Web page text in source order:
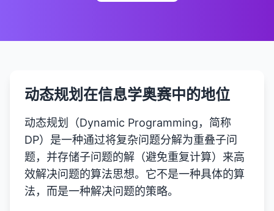
动态规划在信息学奥赛中的地位
动态规划（Dynamic Programming，简称
DP）是一种通过将复杂问题分解为重叠子问
题，并存储子问题的解（避免重复计算）来高
效解决问题的算法思想。它不是一种具体的算
法，而是一种解决问题的策略。